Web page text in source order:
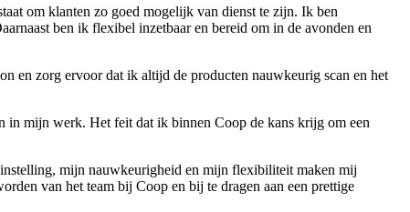
om klanten zo goed mogelijk van dienst te zijn. Ik ben
ben ik flexibel inzetbaar en bereid om in de avonden en
en zorg ervoor dat ik altijd de producten nauwkeurig scan en het
in mijn werk. Het feit dat ik binnen Coop de kans krijg om een
mijn nauwkeurigheid en mijn flexibiliteit maken mij
van het team bij Coop en bij te dragen aan een prettige